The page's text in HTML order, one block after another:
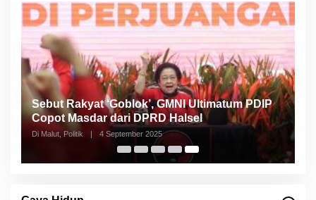
Sebut Rakyat ‘Goblok’, GMNI Ultimatum PDIP
Copot Masdar dari DPRD Halsel
Di Malut, Politik 4 September 2025